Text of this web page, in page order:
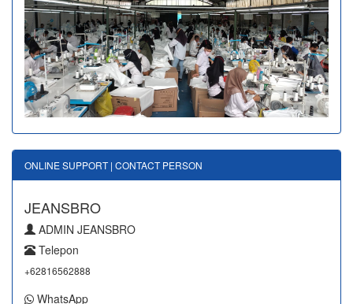
ONLINE SUPPORT | CONTACT PERSON
JEANSBRO
ADMIN JEANSBRO
Telepon
+62816562888
WhatsApp